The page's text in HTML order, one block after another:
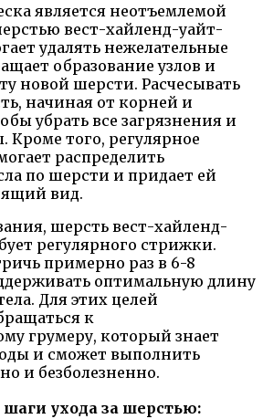
является неотъемлемой
вест-хайленд-уайт-
удалять нежелательные
образование узлов и
новой шерсти. Расчесывать
начиная от корней и
убрать все загрязнения и
Кроме того, регулярное
распределить
по шерсти и придает ей
вид.
шерсть вест-хайленд-
регулярного стрижки.
примерно раз в 6-8
оптимальную длину
Для этих целей
к
грумеру, который знает
и сможет выполнить
и безболезненно.
ухода за шерстью: